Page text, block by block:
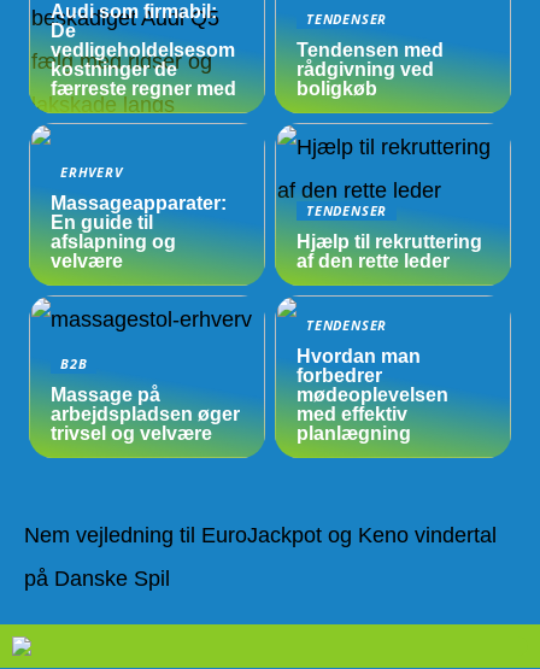
Audi som firmabil:
De
vedligeholdelsesom
kostninger de
færreste regner med
TENDENSER
Tendensen med
rådgivning ved
boligkøb
ERHVERV
Massageapparater:
En guide til
afslapning og
velvære
TENDENSER
Hjælp til rekruttering
af den rette leder
B2B
Massage på
arbejdspladsen øger
trivsel og velvære
TENDENSER
Hvordan man
forbedrer
mødeoplevelsen
med effektiv
planlægning
Nem vejledning til EuroJackpot og Keno vindertal
på Danske Spil